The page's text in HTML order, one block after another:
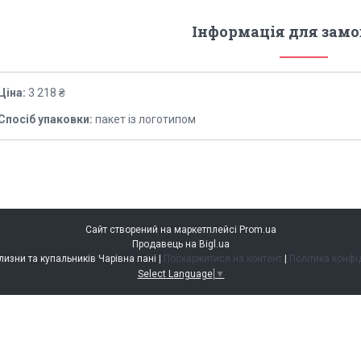
Інформація для
Ціна: 3 218 ₴
упаковки: пакет із логотипом
Сайт створений на маркетплейсі Prom.ua
Продавець на Bigl.ua
Поскаржитися на контент
Політика
Select Language ▼